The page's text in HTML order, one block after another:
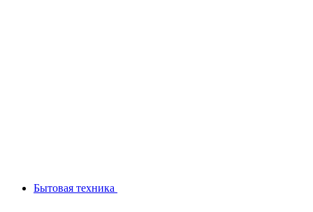
Бытовая техника